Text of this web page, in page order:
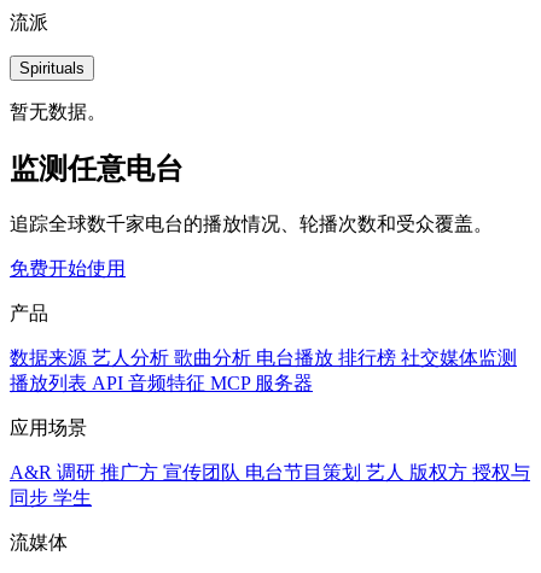
流派
Spirituals
暂无数据。
监测任意电台
追踪全球数千家电台的播放情况、轮播次数和受众覆盖。
免费开始使用
产品
数据来源 艺人分析 歌曲分析 电台播放 排行榜 社交媒体监测
播放列表 API 音频特征 MCP 服务器
应用场景
A&R 调研 推广方 宣传团队 电台节目策划 艺人 版权方 授权与
同步 学生
流媒体